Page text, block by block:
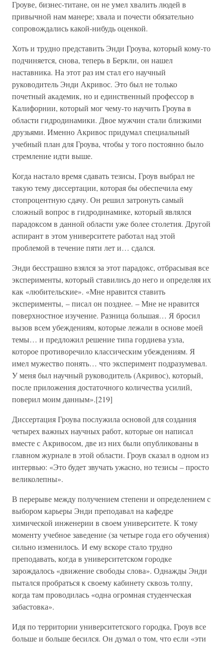
Гроуве, бизнес-титане, он не умел хвалить людей в
привычной нам манере; хвала и почести обязательно
сопровождались какой-нибудь оценкой.
Хоть и трудно представить Энди Гроува, который кому-то
подчиняется, снова, теперь в Беркли, он нашел
наставника. На этот раз им стал его научный
руководитель Энди Акривос. Это был не только
почетный академик, но и единственный профессор в
Калифорнии, который мог чему-то научить Гроува в
области гидродинамики. Двое мужчин стали близкими
друзьями. Именно Акривос придумал специальный
учебный план для Гроува, чтобы у того постоянно было
стремление идти выше.
Когда настало время сдавать тезисы, Гроув выбрал не
такую тему диссертации, которая бы обеспечила ему
стопроцентную сдачу. Он решил затронуть самый
сложный вопрос в гидродинамике, который являлся
парадоксом в данной области уже более столетия. Другой
аспирант в этом университете работал над этой
проблемой в течение пяти лет и… сдался.
Энди бесстрашно взялся за этот парадокс, отбрасывая все
эксперименты, который ставились до него и определяя их
как «любительские». «Мне нравится ставить
эксперименты, – писал он позднее. – Мне не нравится
поверхностное изучение. Разница большая… Я бросил
вызов всем убеждениям, которые лежали в основе моей
темы… и предложил решение типа гордиева узла,
которое противоречило классическим убеждениям. Я
имел мужество понять… что эксперимент подразумевал.
У меня был научный руководитель (Акривос), который,
после приложения достаточного количества усилий,
поверил моим данным».[219]
Диссертация Гроува послужила основой для создания
четырех важных научных работ, которые он написал
вместе с Акривосом, две из них были опубликованы в
главном журнале в этой области. Гроув сказал в одном из
интервью: «Это будет звучать ужасно, но тезисы – просто
великолепны».
В перерыве между получением степени и определением с
выбором карьеры Энди преподавал на кафедре
химической инженерии в своем университете. К тому
моменту учебное заведение (за четыре года его обучения)
сильно изменилось. И ему вскоре стало трудно
преподавать, когда в университетском городке
зарождалось «движение свободы слова». Однажды Энди
пытался пробраться к своему кабинету сквозь толпу,
когда там проводилась «одна огромная студенческая
забастовка».
Идя по территории университетского городка, Гроув все
больше и больше бесился. Он думал о том, что если «эти